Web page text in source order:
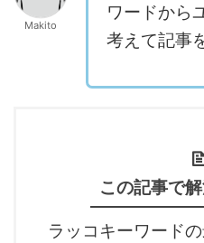
Makito
ワードから
考えて記事
この記事で
ラッコキーワード